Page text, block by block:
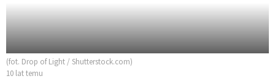
(fot. Drop of Light / Shutterstock.com)
10 lat temu